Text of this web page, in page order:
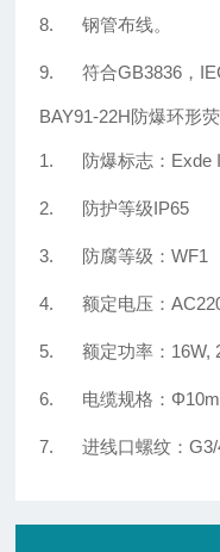
8. 钢管布线。
9. 符合GB3836，
BAY91-22H防爆环形
1. 防爆标志：Exde
2. 防护等级IP65
3. 防腐等级：WF1
4. 额定电压：
5. 额定功率：16W,
6. 电缆规格：
7. 进线口螺纹：G3/